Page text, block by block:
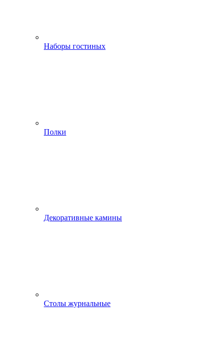
Наборы гостиных
Полки
Декоративные камины
Столы журнальные